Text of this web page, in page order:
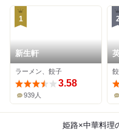
1
新生軒
ラーメン、餃子
3.58
939人
姫路×中華料理